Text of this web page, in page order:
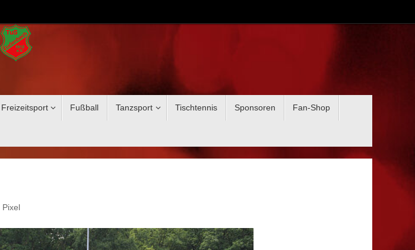
Freizeitsport Fußball Tanzsport Tischtennis Sponsoren Fan-Shop
Pixel